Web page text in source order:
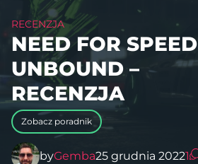
RECENZJA
NEED FOR SPEED
UNBOUND –
RECENZJA
Zobacz poradnik
byGemba25 grudnia 20221